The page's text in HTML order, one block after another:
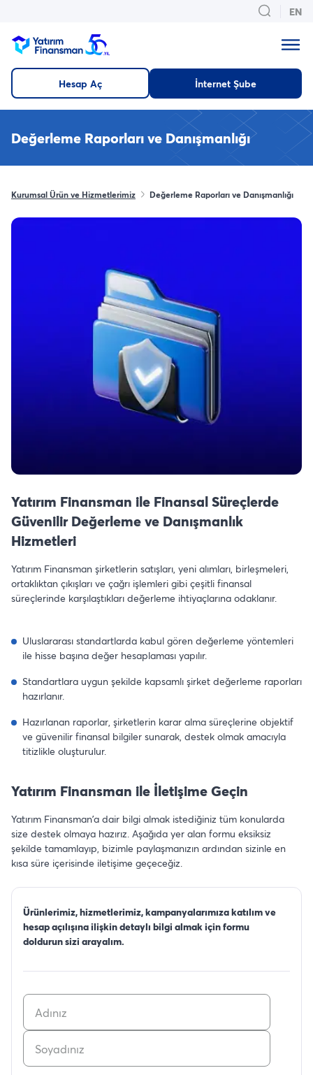
EN
Hesap Aç İnternet Şube
Değerleme Raporları ve Danışmanlığı
Kurumsal Ürün ve Hizmetlerimiz Değerleme Raporları ve Danışmanlığı
Yatırım Finansman ile Finansal Süreçlerde
Güvenilir Değerleme ve Danışmanlık
Hizmetleri
Yatırım Finansman şirketlerin satışları, yeni alımları, birleşmeleri,
ortaklıktan çıkışları ve çağrı işlemleri gibi çeşitli finansal
süreçlerinde karşılaştıkları değerleme ihtiyaçlarına odaklanır.
Uluslararası standartlarda kabul gören değerleme yöntemleri
ile hisse başına değer hesaplaması yapılır.
Standartlara uygun şekilde kapsamlı şirket değerleme raporları
hazırlanır.
Hazırlanan raporlar, şirketlerin karar alma süreçlerine objektif
ve güvenilir finansal bilgiler sunarak, destek olmak amacıyla
titizlikle oluşturulur.
Yatırım Finansman ile İletişime Geçin
Yatırım Finansman’a dair bilgi almak istediğiniz tüm konularda
size destek olmaya hazırız. Aşağıda yer alan formu eksiksiz
şekilde tamamlayıp, bizimle paylaşmanızın ardından sizinle en
kısa süre içerisinde iletişime geçeceğiz.
Ürünlerimiz, hizmetlerimiz, kampanyalarımıza katılım ve
hesap açılışına ilişkin detaylı bilgi almak için formu
doldurun sizi arayalım.